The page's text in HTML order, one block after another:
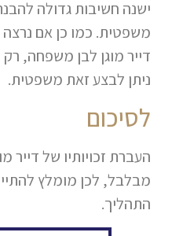
ישנה חשיבות גדולה
משפטית. כמו כן אם
דייר מוגן לבן משפחה,
ניתן לבצע זאת משפטית.
לסיכום
העברת זכויותיו של דייר
מבלבל, לכן מומלץ
התהליך.